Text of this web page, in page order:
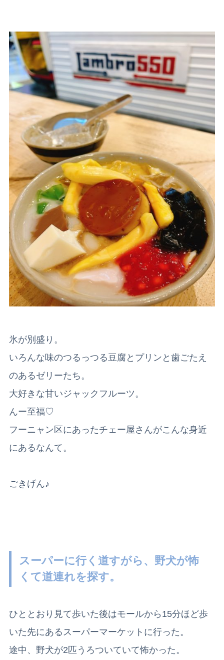
氷が別盛り。
いろんな味のつるっつる豆腐とプリンと歯ごたえ
のあるゼリーたち。
大好きな甘いジャックフルーツ。
んー至福♡
フーニャン区にあったチェー屋さんがこんな身近
にあるなんて。
ごきげん♪
スーパーに行く道すがら、野犬が怖
くて道連れを探す。
ひととおり見て歩いた後はモールから15分ほど歩
いた先にあるスーパーマーケットに行った。
途中、野犬が2匹うろついていて怖かった。